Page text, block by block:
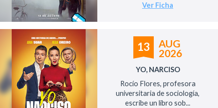
Ver Ficha
13
AUG
2026
YO, NARCISO
Rocío Flores, profesora
universitaria de sociología,
escribe un libro sob...